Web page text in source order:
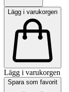
Lägg i varukorgen
Lägg i varukorgen
Spara som favorit